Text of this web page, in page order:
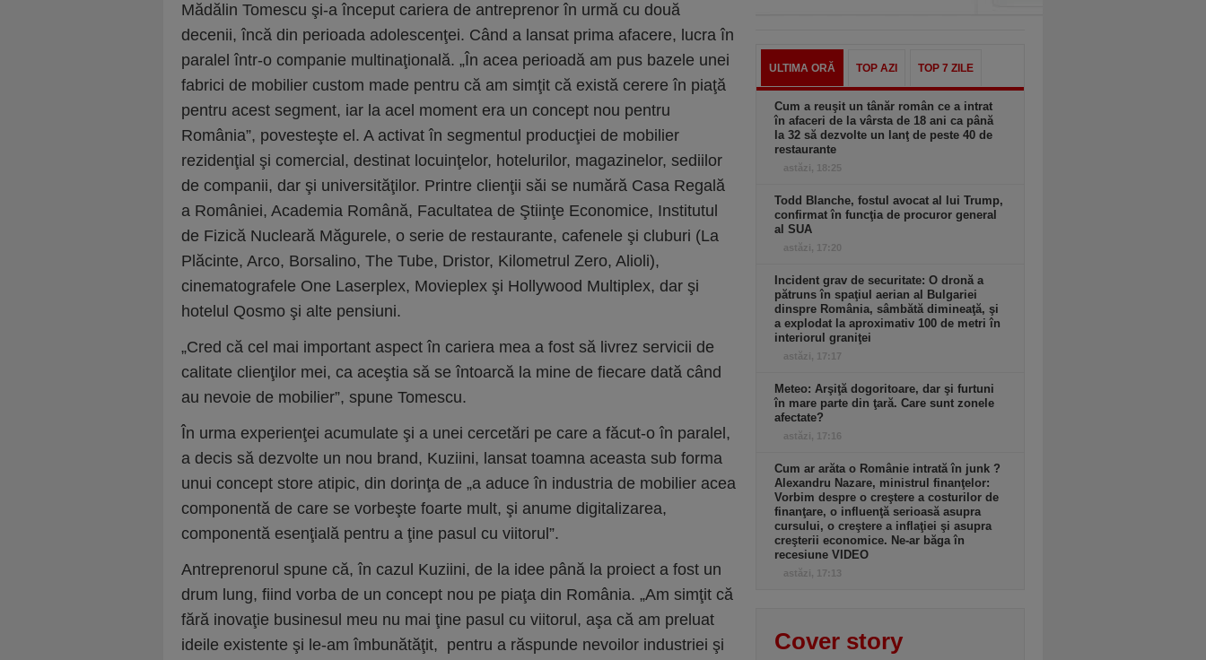
Mădălin Tomescu şi-a început cariera de antreprenor în urmă cu două
decenii, încă din perioada adolescenţei. Când a lansat prima afacere, lucra în
paralel într-o companie multinaţională. „În acea perioadă am pus bazele unei
fabrici de mobilier custom made pentru că am simţit că există cerere în piaţă
pentru acest segment, iar la acel moment era un concept nou pentru
România”, povesteşte el. A activat în segmentul producţiei de mobilier
rezidenţial şi comercial, destinat locuinţelor, hotelurilor, magazinelor, sediilor
de companii, dar şi universităţilor. Printre clienţii săi se numără Casa Regală
a României, Academia Română, Facultatea de Ştiinţe Economice, Institutul
de Fizică Nucleară Măgurele, o serie de restaurante, cafenele şi cluburi (La
Plăcinte, Arco, Borsalino, The Tube, Dristor, Kilometrul Zero, Alioli),
cinematografele One Laserplex, Movieplex şi Hollywood Multiplex, dar şi
hotelul Qosmo şi alte pensiuni.
„Cred că cel mai important aspect în cariera mea a fost să livrez servicii de
calitate clienţilor mei, ca aceştia să se întoarcă la mine de fiecare dată când
au nevoie de mobilier”, spune Tomescu.
În urma experienţei acumulate şi a unei cercetări pe care a făcut-o în paralel,
a decis să dezvolte un nou brand, Kuziini, lansat toamna aceasta sub forma
unui concept store atipic, din dorinţa de „a aduce în industria de mobilier acea
componentă de care se vorbeşte foarte mult, şi anume digitalizarea,
componentă esenţială pentru a ţine pasul cu viitorul”.
Antreprenorul spune că, în cazul Kuziini, de la idee până la proiect a fost un
drum lung, fiind vorba de un concept nou pe piaţa din România. „Am simţit că
fără inovaţie businesul meu nu mai ţine pasul cu viitorul, aşa că am preluat
ideile existente şi le-am îmbunătăţit, pentru a răspunde nevoilor industriei şi
ULTIMA ORĂ TOP AZI TOP 7 ZILE
Cum a reuşit un tânăr român ce a intrat
în afaceri de la vârsta de 18 ani ca până
la 32 să dezvolte un lanţ de peste 40 de
restaurante
astăzi, 18:25
Todd Blanche, fostul avocat al lui Trump,
confirmat în funcţia de procuror general
al SUA
astăzi, 17:20
Incident grav de securitate: O dronă a
pătruns în spaţiul aerian al Bulgariei
dinspre România, sâmbătă dimineaţă, şi
a explodat la aproximativ 100 de metri în
interiorul graniţei
astăzi, 17:17
Meteo: Arşiţă dogoritoare, dar şi furtuni
în mare parte din ţară. Care sunt zonele
afectate?
astăzi, 17:16
Cum ar arăta o Românie intrată în junk ?
Alexandru Nazare, ministrul finanţelor:
Vorbim despre o creştere a costurilor de
finanţare, o influenţă serioasă asupra
cursului, o creştere a inflaţiei şi asupra
creşterii economice. Ne-ar băga în
recesiune VIDEO
astăzi, 17:13
Cover story